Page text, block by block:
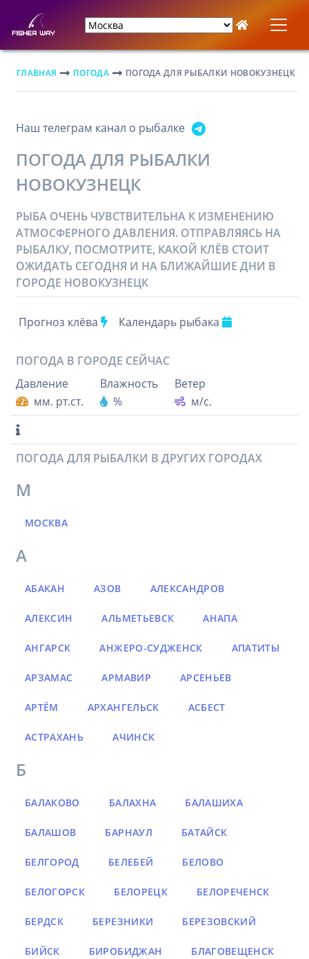
ГЛАВНАЯ ПОГОДА ПОГОДА ДЛЯ РЫБАЛКИ НОВОКУЗНЕЦК
Наш телеграм канал о рыбалке
ПОГОДА ДЛЯ РЫБАЛКИ
НОВОКУЗНЕЦК
РЫБА ОЧЕНЬ ЧУВСТВИТЕЛЬНА К ИЗМЕНЕНИЮ
АТМОСФЕРНОГО ДАВЛЕНИЯ. ОТПРАВЛЯЯСЬ НА
РЫБАЛКУ, ПОСМОТРИТЕ, КАКОЙ КЛЁВ СТОИТ
ОЖИДАТЬ СЕГОДНЯ И НА БЛИЖАЙШИЕ ДНИ В
ГОРОДЕ НОВОКУЗНЕЦК
Прогноз клёва Календарь рыбака
ПОГОДА В ГОРОДЕ СЕЙЧАС
Давление
мм. рт.ст.
Влажность
%
Ветер
м/с.
ПОГОДА ДЛЯ РЫБАЛКИ В ДРУГИХ ГОРОДАХ
М
МОСКВА
А
АБАКАН АЗОВ АЛЕКСАНДРОВ
АЛЕКСИН АЛЬМЕТЬЕВСК АНАПА
АНГАРСК АНЖЕРО-СУДЖЕНСК АПАТИТЫ
АРЗАМАС АРМАВИР АРСЕНЬЕВ
АРТЁМ АРХАНГЕЛЬСК АСБЕСТ
АСТРАХАНЬ АЧИНСК
Б
БАЛАКОВО БАЛАХНА БАЛАШИХА
БАЛАШОВ БАРНАУЛ БАТАЙСК
БЕЛГОРОД БЕЛЕБЕЙ БЕЛОВО
БЕЛОГОРСК БЕЛОРЕЦК БЕЛОРЕЧЕНСК
БЕРДСК БЕРЕЗНИКИ БЕРЕЗОВСКИЙ
БИЙСК БИРОБИДЖАН БЛАГОВЕЩЕНСК